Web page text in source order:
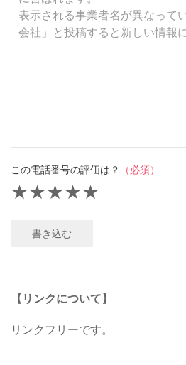
この電話番号の評価は？ （必須）
★
★
★
★
★
書き込む
【リンクについて】
リンクフリーです。